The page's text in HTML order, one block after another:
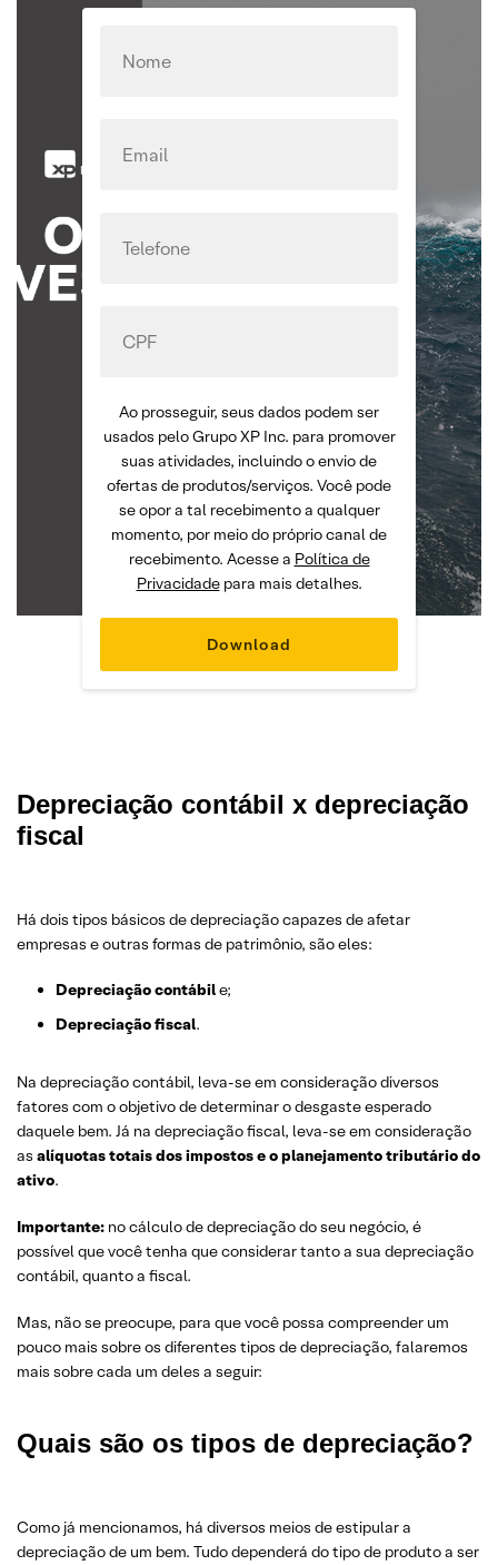
Ao prosseguir, seus dados podem ser
usados pelo Grupo XP Inc. para promover
suas atividades, incluindo o envio de
ofertas de produtos/serviços. Você pode
se opor a tal recebimento a qualquer
momento, por meio do próprio canal de
recebimento. Acesse a Política de
Privacidadepara mais detalhes.
Depreciação contábil x depreciação
fiscal
Há dois tipos básicos de depreciação capazes de afetar
empresas e outras formas de patrimônio, são eles:
Depreciação contábile;
Depreciação fiscal.
Na depreciação contábil, leva-se em consideração diversos
fatores com o objetivo de determinar o desgaste esperado
daquele bem. Já na depreciação fiscal, leva-se em consideração
as alíquotas totais dos impostos e o planejamento tributário do
ativo.
Importante: no cálculo de depreciação do seu negócio, é
possível que você tenha que considerar tanto a sua depreciação
contábil, quanto a fiscal.
Mas, não se preocupe, para que você possa compreender um
pouco mais sobre os diferentes tipos de depreciação, falaremos
mais sobre cada um deles a seguir:
Quais são os tipos de depreciação?
Como já mencionamos, há diversos meios de estipular a
depreciação de um bem. Tudo dependerá do tipo de produto a ser